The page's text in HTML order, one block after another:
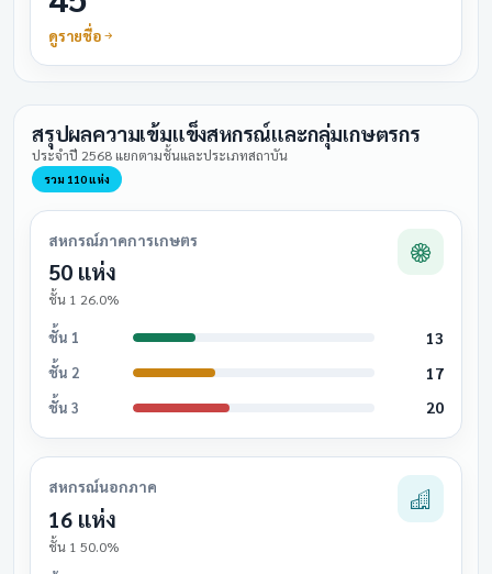
ดูรายชื่อ
สรุปผลความเข้มแข็งสหกรณ์และกลุ่มเกษตรกร
ประจำปี 2568 แยกตามชั้นและประเภทสถาบัน
รวม 110 แห่ง
สหกรณ์ภาคการเกษตร
50 แห่ง
ชั้น 1 26.0%
ชั้น 1 13
ชั้น 2 17
ชั้น 3 20
สหกรณ์นอกภาค
16 แห่ง
ชั้น 1 50.0%